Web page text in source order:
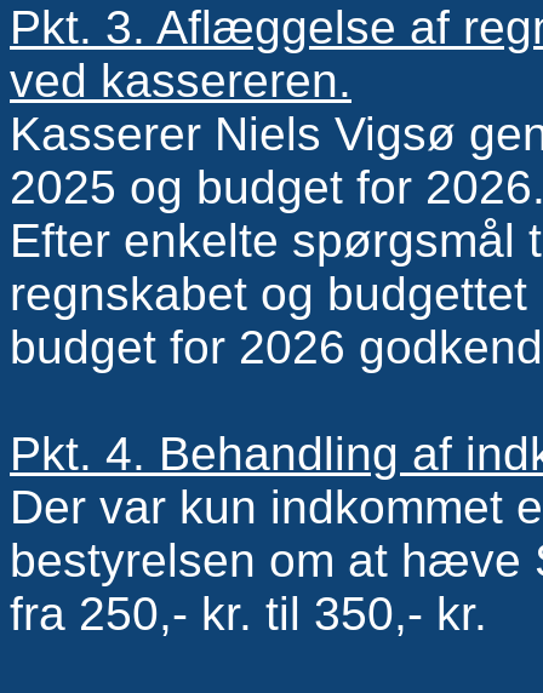
Pkt. 3. Aflæggelse af
ved kassereren.
Kasserer Niels Vigsø
2025 og budget for
Efter enkelte spørgsmål
regnskabet og
budget for 2026
Pkt. 4. Behandling af
Der var kun indkommet
bestyrelsen om at hæve
fra 250,- kr. til 350,- kr.